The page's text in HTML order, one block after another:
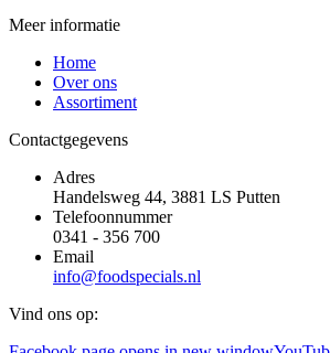
Meer informatie
Home
Over ons
Assortiment
Contactgegevens
Adres
Handelsweg 44, 3881 LS Putten
Telefoonnummer
0341 - 356 700
Email
info@foodspecials.nl
Vind ons op: